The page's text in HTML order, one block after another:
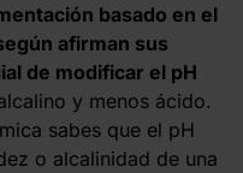
basado en el
afirman sus
de modificar el pH
y menos ácido.
sabes que el pH
o alcalinidad de una